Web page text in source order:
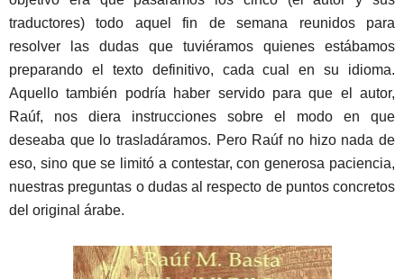
traductores) todo aquel fin de semana reunidos para
resolver las dudas que tuviéramos quienes estábamos
preparando el texto definitivo, cada cual en su idioma.
Aquello también podría haber servido para que el autor,
Raúf, nos diera instrucciones sobre el modo en que
deseaba que lo trasladáramos. Pero Raúf no hizo nada de
eso, sino que se limitó a contestar, con generosa paciencia,
nuestras preguntas o dudas al respecto de puntos concretos
del original árabe.